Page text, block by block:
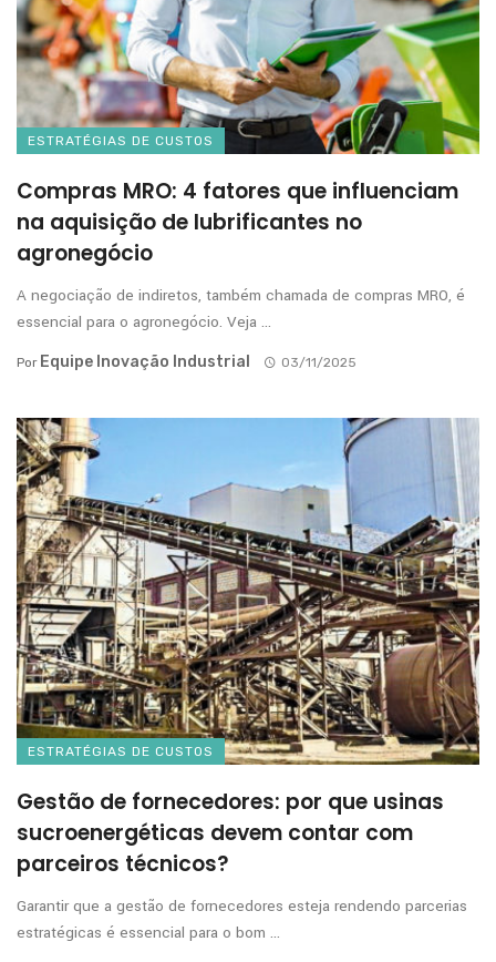
ESTRATÉGIAS DE CUSTOS
Compras MRO: 4 fatores que influenciam
na aquisição de lubrificantes no
agronegócio
A negociação de indiretos, também chamada de compras MRO, é
essencial para o agronegócio. Veja ...
Por Equipe Inovação Industrial 03/11/2025
ESTRATÉGIAS DE CUSTOS
Gestão de fornecedores: por que usinas
sucroenergéticas devem contar com
parceiros técnicos?
Garantir que a gestão de fornecedores esteja rendendo parcerias
estratégicas é essencial para o bom ...